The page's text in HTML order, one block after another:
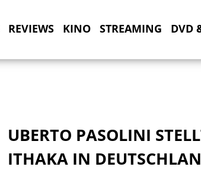
REVIEWS KINO STREAMING DVD
UBERTO PASOLINI
ITHAKA IN